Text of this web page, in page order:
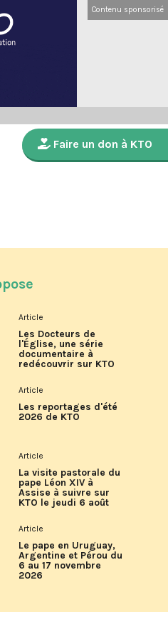
Contenu sponsorisé
Faire un don à KTO
Article
Les Docteurs de
l'Église, une série
documentaire à
redécouvrir sur KTO
Article
Les reportages d'été
2026 de KTO
Article
La visite pastorale du
pape Léon XIV à
Assise à suivre sur
KTO le jeudi 6 août
Article
Le pape en Uruguay,
Argentine et Pérou du
6 au 17 novembre
2026